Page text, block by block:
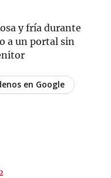
y fría durante
a un portal sin
en Google